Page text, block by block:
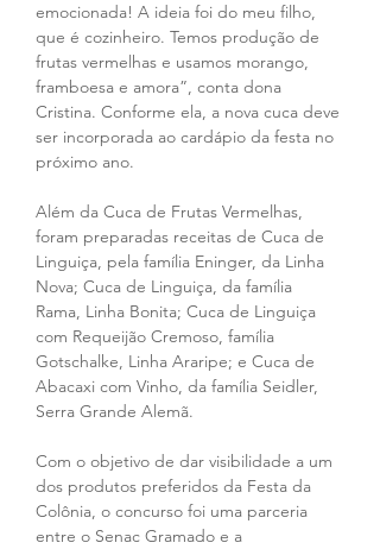
emocionada! A ideia foi do meu filho,
que é cozinheiro. Temos produção de
frutas vermelhas e usamos morango,
framboesa e amora”, conta dona
Cristina. Conforme ela, a nova cuca deve
ser incorporada ao cardápio da festa no
próximo ano.
Além da Cuca de Frutas Vermelhas,
foram preparadas receitas de Cuca de
Linguiça, pela família Eninger, da Linha
Nova; Cuca de Linguiça, da família
Rama, Linha Bonita; Cuca de Linguiça
com Requeijão Cremoso, família
Gotschalke, Linha Araripe; e Cuca de
Abacaxi com Vinho, da família Seidler,
Serra Grande Alemã.
Com o objetivo de dar visibilidade a um
dos produtos preferidos da Festa da
Colônia, o concurso foi uma parceria
entre o Senac Gramado e a